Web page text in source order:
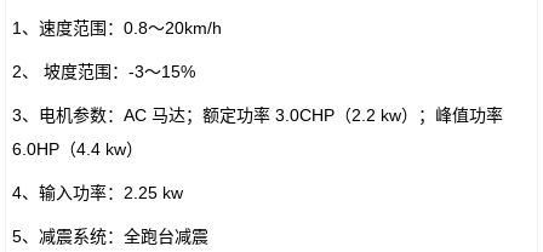
1、速度范围：0.8～20km/h
2、 坡度范围：-3～15%
3、电机参数：AC 马达；额定功率 3.0CHP（2.2 kw）；峰值功率
6.0HP（4.4 kw）
4、输入功率：2.25 kw
5、减震系统：全跑台减震